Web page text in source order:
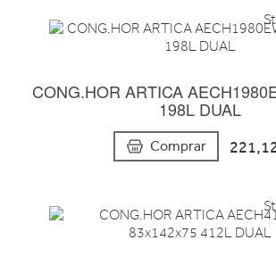
CONG.HOR ARTICA
198L DUAL
Comprar